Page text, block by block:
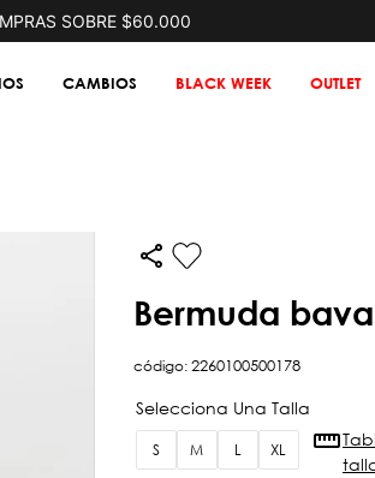
SOBRE $60.000
CAMBIOS BLACK WEEK OUTLET
bermuda
código:2260100500178
S M L XL